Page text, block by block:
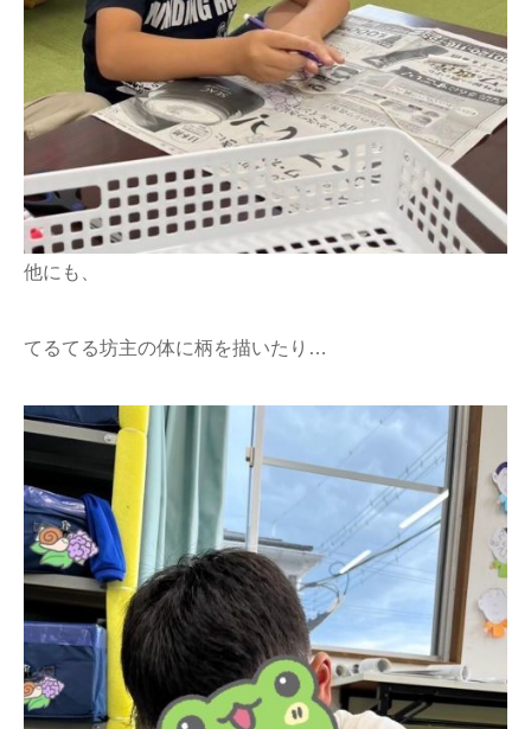
他にも、
てるてる坊主の体に柄を描いたり…